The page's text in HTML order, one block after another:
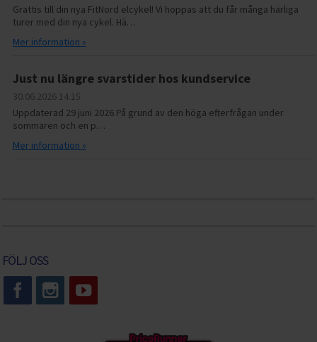
Grattis till din nya FitNord elcykel! Vi hoppas att du får många härliga
turer med din nya cykel. Hä…
Mer information »
Just nu längre svarstider hos kundservice
30.06.2026 14.15
Uppdaterad 29 juni 2026 På grund av den höga efterfrågan under
sommaren och en p…
Mer information »
FÖLJ OSS